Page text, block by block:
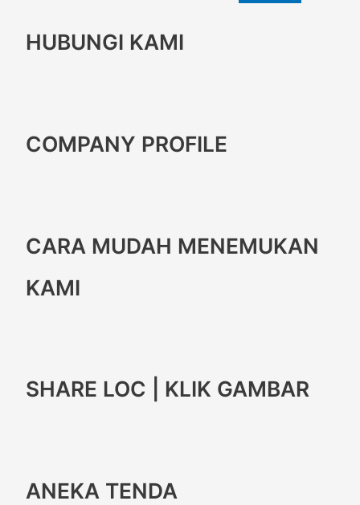
HUBUNGI KAMI
COMPANY PROFILE
CARA MUDAH MENEMUKAN
KAMI
SHARE LOC | KLIK GAMBAR
ANEKA TENDA